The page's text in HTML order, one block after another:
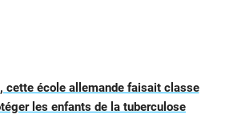
cette école allemande faisait classe
les enfants de la tuberculose